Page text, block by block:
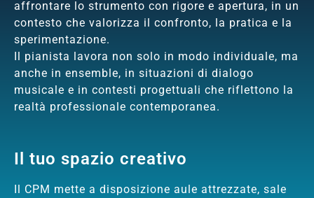
affrontare lo strumento con rigore e apertura, in un
contesto che valorizza il confronto, la pratica e la
sperimentazione.
Il pianista lavora non solo in modo individuale, ma
anche in ensemble, in situazioni di dialogo
musicale e in contesti progettuali che riflettono la
realtà professionale contemporanea.
Il tuo spazio creativo
Il CPM mette a disposizione aule attrezzate, sale